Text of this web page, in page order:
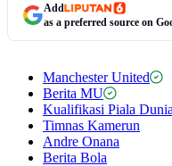
Add
as a preferred source on
Manchester United
Berita MU
Kualifikasi Piala
Timnas Kamerun
Andre Onana
Berita Bola